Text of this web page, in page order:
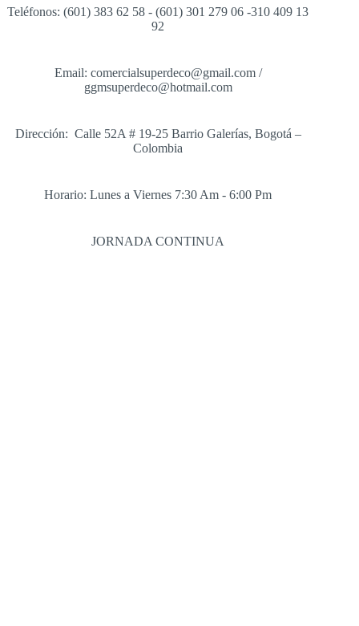
Teléfonos: (601) 383 62 58 - (601) 301 279 06 -310 409 13
92
Email: comercialsuperdeco@gmail.com /
ggmsuperdeco@hotmail.com
Dirección: Calle 52A # 19-25 Barrio Galerías, Bogotá –
Colombia
Horario: Lunes a Viernes 7:30 Am - 6:00 Pm
JORNADA CONTINUA